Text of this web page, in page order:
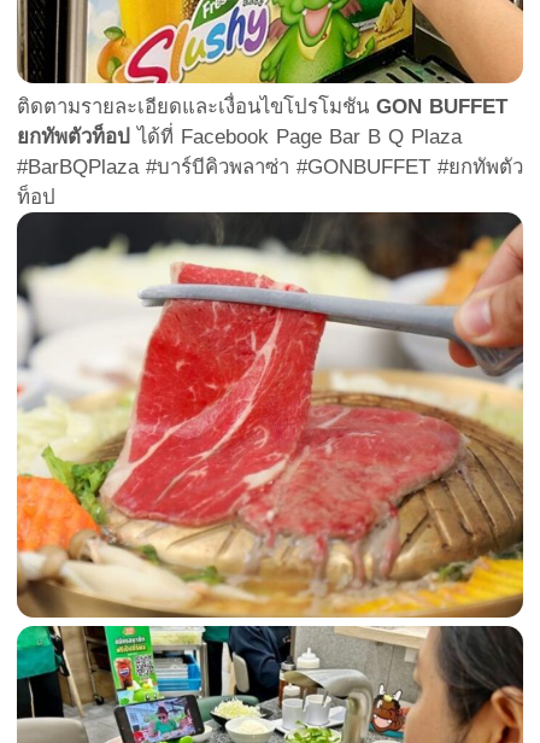
ติดตามรายละเอียดและเงื่อนไขโปรโมชัน GON BUFFET
ยกทัพตัวท็อป ได้ที่ Facebook Page Bar B Q Plaza
#BarBQPlaza #บาร์บีคิวพลาซ่า #GONBUFFET #ยกทัพตัว
ท็อป